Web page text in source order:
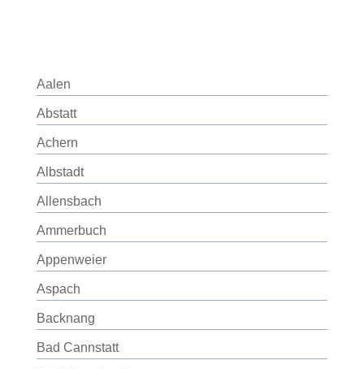
Aalen
Abstatt
Achern
Albstadt
Allensbach
Ammerbuch
Appenweier
Aspach
Backnang
Bad Cannstatt